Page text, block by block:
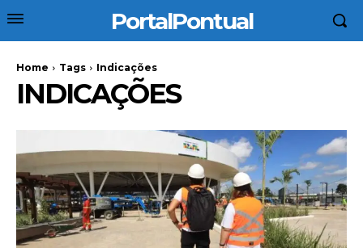
PortalPontual
Home Tags Indicações
INDICAÇÕES